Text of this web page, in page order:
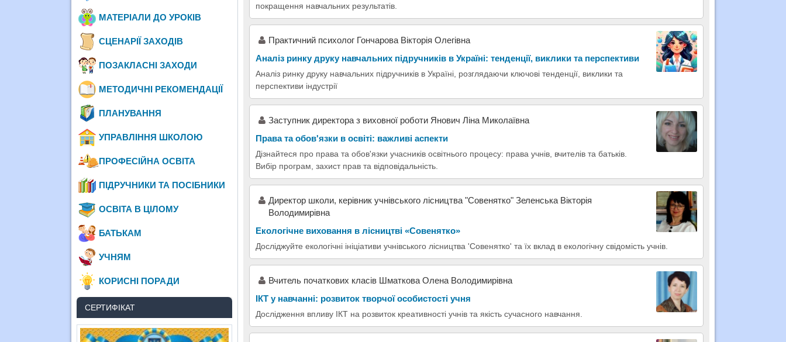
покращення навчальних результатів.
Практичний психолог Гончарова Вікторія Олегівна
Аналіз ринку друку навчальних підручників в Україні: тенденції, виклики та перспективи
Аналіз ринку друку навчальних підручників в Україні, розглядаючи ключові тенденції, виклики та
перспективи індустрії
Заступник директора з виховної роботи Янович Ліна Миколаївна
Права та обов'язки в освіті: важливі аспекти
Дізнайтеся про права та обов'язки учасників освітнього процесу: права учнів, вчителів та батьків.
Вибір програм, захист прав та відповідальність.
Директор школи, керівник учнівського лісництва "Совенятко" Зеленська Вікторія
Володимирівна
Екологічне виховання в лісництві «Совенятко»
Досліджуйте екологічні ініціативи учнівського лісництва 'Совенятко' та їх вклад в екологічну свідомість учнів.
Вчитель початкових класів Шматкова Олена Володимирівна
ІКТ у навчанні: розвиток творчої особистості учня
Дослідження впливу ІКТ на розвиток креативності учнів та якість сучасного навчання.
МАТЕРІАЛИ ДО УРОКІВ
СЦЕНАРІЇ ЗАХОДІВ
ПОЗАКЛАСНІ ЗАХОДИ
МЕТОДИЧНІ РЕКОМЕНДАЦІЇ
ПЛАНУВАННЯ
УПРАВЛІННЯ ШКОЛОЮ
ПРОФЕСІЙНА ОСВІТА
ПІДРУЧНИКИ ТА ПОСІБНИКИ
ОСВІТА В ЦІЛОМУ
БАТЬКАМ
УЧНЯМ
КОРИСНІ ПОРАДИ
СЕРТИФІКАТ